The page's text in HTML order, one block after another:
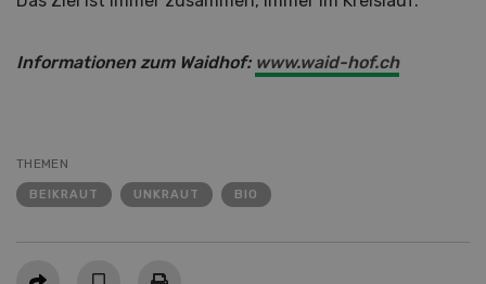
Informationen zum Waidhof: www.waid-hof.ch
THEMEN
BEIKRAUT UNKRAUT BIO
Teilen